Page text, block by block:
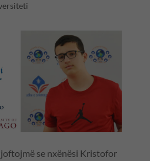
se nxënësi Kristofor